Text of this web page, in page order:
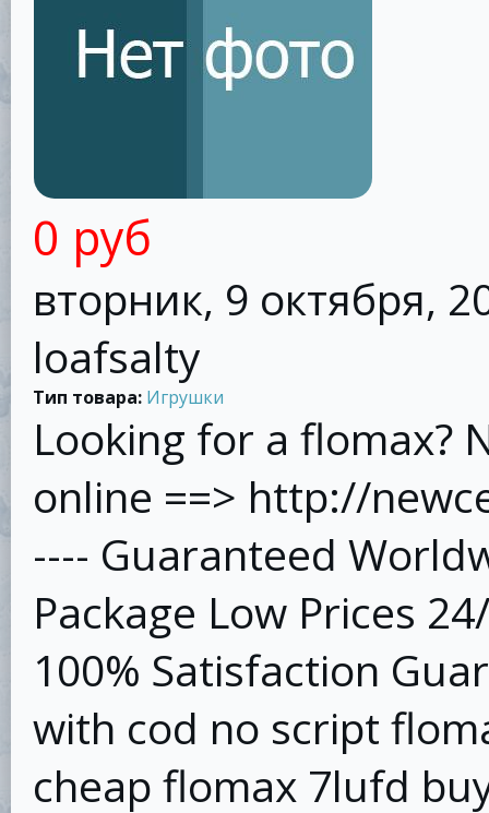
0 руб
вторник, 9 октября,
loafsalty
Тип товара: Игрушки
Looking for a flomax?
online ==> http://
---- Guaranteed
Package Low Prices
100% Satisfaction
with cod no script
cheap flomax 7lufd